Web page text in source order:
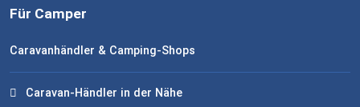
Für Camper
Caravanhändler & Camping-Shops
Caravan-Händler in der Nähe